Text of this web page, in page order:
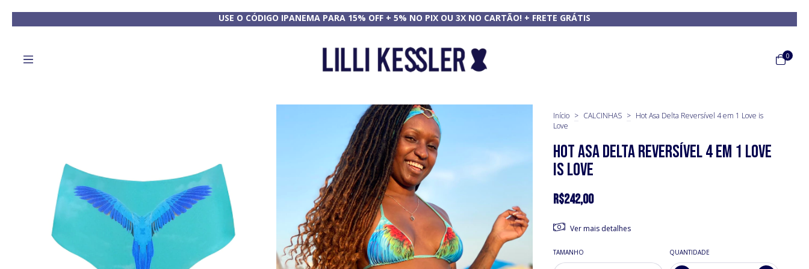
USE O CÓDIGO IPANEMA PARA 15% OFF + 5% NO PIX OU 3X NO CARTÃO! + FRETE GRÁTIS
0
Início > CALCINHAS > Hot Asa Delta Reversível 4 em 1 Love is
Love
Hot Asa Delta Reversível 4 em 1 Love
is Love
R$242,00
Ver mais detalhes
TAMANHO QUANTIDADE